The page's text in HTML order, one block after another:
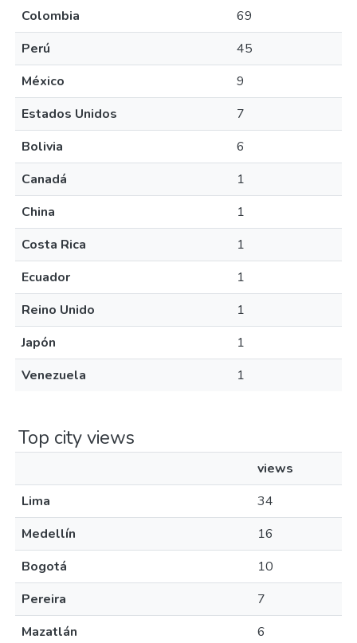
Colombia
69
Perú
45
México
9
Estados Unidos
7
Bolivia
6
Canadá
1
China
1
Costa Rica
1
Ecuador
1
Reino Unido
1
Japón
1
Venezuela
1
Top city views
views
Lima
34
Medellín
16
Bogotá
10
Pereira
7
Mazatlán
6